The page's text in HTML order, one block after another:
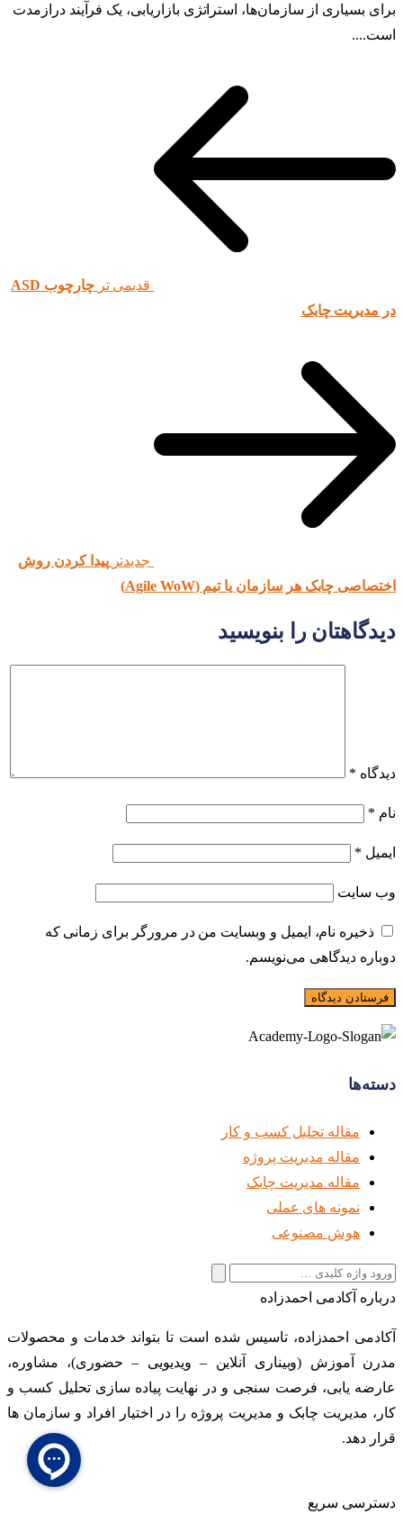
برای بسیاری از سازمان‌ها، استراتژی بازاریابی، یک فرآیند درازمدت
است....
قدیمی تر
چارچوب ASD
در مدیریت چابک
جدیدتر پیدا کردن روش
اختصاصی چابک هر سازمان یا تیم (Agile WoW)
دیدگاهتان را بنویسید
دیدگاه *
نام *
ایمیل *
وب‌ سایت
ذخیره نام، ایمیل و وبسایت من در مرورگر برای زمانی که
دوباره دیدگاهی می‌نویسم.
دسته‌ها
مقاله تحلیل کسب و کار
مقاله مدیریت پروژه
مقاله مدیریت چابک
نمونه های عملی
هوش مصنوعی
جستجو
برای:
درباره آکادمی احمدزاده
آکادمی احمدزاده، تاسیس شده است تا بتواند خدمات و محصولات
مدرن آموزش (وبیناری آنلاین – ویدیویی – حضوری)، مشاوره،
عارضه یابی، فرصت سنجی و در نهایت پیاده سازی تحلیل کسب و
کار، مدیریت چابک و مدیریت پروژه را در اختیار افراد و سازمان ها
قرار دهد.
دسترسی سریع